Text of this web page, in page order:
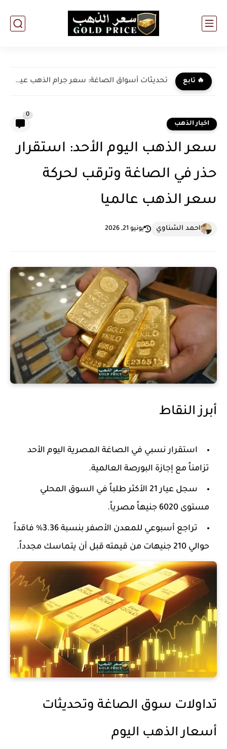
🔥 تابع تحديثات أسواق الصاغة: سعر جرام الذهب عيار 21 سعر الذهب...
اخبار الذهب
0
سعر الذهب اليوم الأحد: استقرار
حذر في الصاغة وترقب لحركة
سعر الذهب عالميا
احمد الشناوي يونيو 21, 2026
أبرز النقاط
استقرار نسبي في الصاغة المصرية اليوم الأحد
تزامناً مع إجازة البورصة العالمية.
سجل عيار 21 الأكثر طلباً في السوق المحلي
مستوى 6020 جنيهاً مصرياً.
تراجع أسبوعي للمعدن الأصفر بنسبة 3.36%
فاقداً
حوالي 210 جنيهات من قيمته قبل أن يتماسك مجدداً.
تداولات سوق الصاغة وتحديثات
أسعار الذهب اليوم